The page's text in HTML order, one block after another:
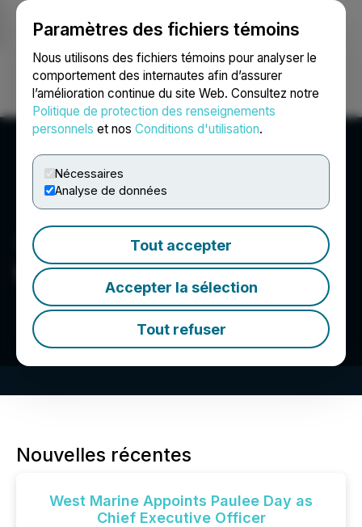
Paramètres des fichiers témoins
Nous utilisons des fichiers témoins pour analyser le
comportement des internautes afin d’assurer
l’amélioration continue du site Web. Consultez notre
Politique de protection des renseignements
personnels et nos Conditions d'utilisation.
Nécessaires
Analyse de données
Tout accepter
Accepter la sélection
Tout refuser
Ouvrir une session Recherche English
West Marine
Nouvelles récentes
West Marine Appoints Paulee Day as
Chief Executive Officer